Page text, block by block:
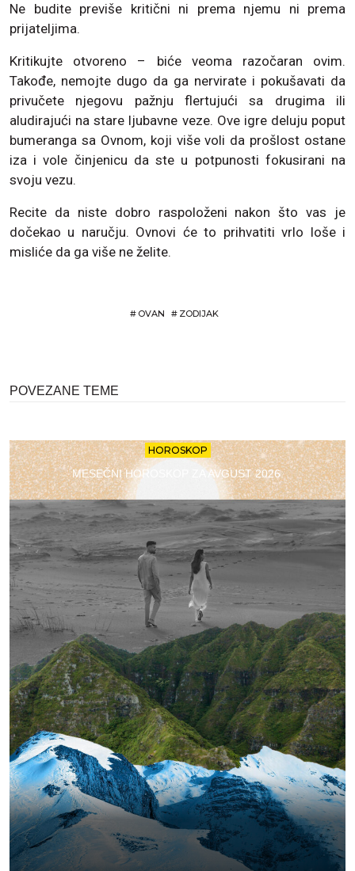
Ne budite previše kritični ni prema njemu ni prema
prijateljima.
Kritikujte otvoreno – biće veoma razočaran ovim.
Takođe, nemojte dugo da ga nervirate i pokušavati da
privučete njegovu pažnju flertujući sa drugima ili
aludirajući na stare ljubavne veze. Ove igre deluju poput
bumeranga sa Ovnom, koji više voli da prošlost ostane
iza i vole činjenicu da ste u potpunosti fokusirani na
svoju vezu.
Recite da niste dobro raspoloženi nakon što vas je
dočekao u naručju. Ovnovi će to prihvatiti vrlo loše i
misliće da ga više ne želite.
# OVAN # ZODIJAK
POVEZANE TEME
HOROSKOP
MESEČNI HOROSKOP ZA AVGUST 2026.